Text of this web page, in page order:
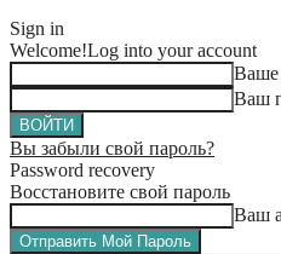
Sign in
Welcome!Log into your account
Ваше
Ваш
Вы забыли свой пароль?
Password recovery
Восстановите свой пароль
Ваш